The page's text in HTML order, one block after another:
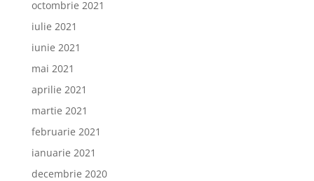
octombrie 2021
iulie 2021
iunie 2021
mai 2021
aprilie 2021
martie 2021
februarie 2021
ianuarie 2021
decembrie 2020